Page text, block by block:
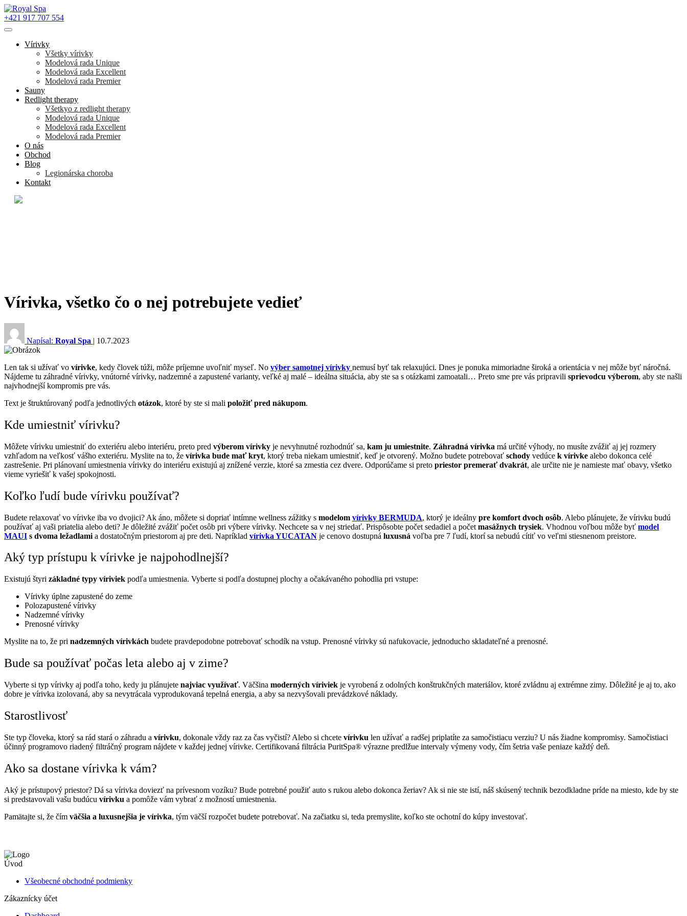
+421 917 707 554
Vírivky
Všetky vírivky
Modelová rada Unique
Modelová rada Excellent
Modelová rada Premier
Sauny
Redlight therapy
Všetkyo z redlight therapy
Modelová rada Unique
Modelová rada Excellent
Modelová rada Premier
O nás
Obchod
Blog
Legionárska choroba
Kontakt
Vírivka, všetko čo o nej potrebujete vedieť
Napísal: Royal Spa | 10.7.2023
Len tak si užívať vo vírivke, kedy človek túži, môže príjemne uvoľniť myseľ. No výber samotnej vírivky nemusí byť tak relaxujúci. Dnes je ponuka mimoriadne široká a orientácia v nej môže byť náročná.
Nájdeme tu záhradné vírivky, vnútorné vírivky, nadzemné a zapustené varianty, veľké aj malé – ideálna situácia, aby ste sa s otázkami zamoatali… Preto sme pre vás pripravili sprievodcu výberom, aby ste našli
najvhodnejší kompromis pre vás.
Text je štruktúrovaný podľa jednotlivých otázok, ktoré by ste si mali položiť pred nákupom.
Kde umiestniť vírivku?
Môžete vírivku umiestniť do exteriéru alebo interiéru, preto pred výberom vírivky je nevyhnutné rozhodnúť sa, kam ju umiestnite. Záhradná vírivka má určité výhody, no musíte zvážiť aj jej rozmery
vzhľadom na veľkosť vášho exteriéru. Myslite na to, že vírivka bude mať kryt, ktorý treba niekam umiestniť, keď je otvorený. Možno budete potrebovať schody vedúce k vírivke alebo dokonca celé
zastrešenie. Pri plánovaní umiestnenia vírivky do interiéru existujú aj znížené verzie, ktoré sa zmestia cez dvere. Odporúčame si preto priestor premerať dvakrát, ale určite nie je namieste mať obavy, všetko
vieme vyriešiť k vašej spokojnosti.
Koľko ľudí bude vírivku používať?
Budete relaxovať vo vírivke iba vo dvojici? Ak áno, môžete si dopriať intímne wellness zážitky s modelom vírivky BERMUDA, ktorý je ideálny pre komfort dvoch osôb. Alebo plánujete, že vírivku budú
používať aj vaši priatelia alebo deti? Je dôležité zvážiť počet osôb pri výbere vírivky. Nechcete sa v nej striedať. Prispôsobte počet sedadiel a počet masážnych trysiek. Vhodnou voľbou môže byť model
MAUI s dvoma ležadlami a dostatočným priestorom aj pre deti. Napríklad vírivka YUCATAN je cenovo dostupná luxusná voľba pre 7 ľudí, ktorí sa nebudú cítiť vo veľmi stiesnenom preistore.
Aký typ prístupu k vírivke je najpohodlnejší?
Existujú štyri základné typy víriviek podľa umiestnenia. Vyberte si podľa dostupnej plochy a očakávaného pohodlia pri vstupe:
Vírivky úplne zapustené do zeme
Polozapustené vírivky
Nadzemné vírivky
Prenosné vírivky
Myslite na to, že pri nadzemných vírivkách budete pravdepodobne potrebovať schodík na vstup. Prenosné vírivky sú nafukovacie, jednoducho skladateľné a prenosné.
Bude sa používať počas leta alebo aj v zime?
Vyberte si typ vírivky aj podľa toho, kedy ju plánujete najviac využívať. Väčšina moderných víriviek je vyrobená z odolných konštrukčných materiálov, ktoré zvládnu aj extrémne zimy. Dôležité je aj to, ako
dobre je vírivka izolovaná, aby sa nevytrácala vyprodukovaná tepelná energia, a aby sa nezvyšovali prevádzkové náklady.
Starostlivosť
Ste typ človeka, ktorý sa rád stará o záhradu a vírivku, dokonale vždy raz za čas vyčistí? Alebo si chcete vírivku len užívať a radšej priplatíte za samočistiacu verziu? U nás žiadne kompromisy. Samočistiaci
účinný programovo riadený filtráčný program nájdete v každej jednej vírivke. Certifikovaná filtrácia PuritSpa® výrazne predlžue intervaly výmeny vody, čím šetria vaše peniaze každý deň.
Ako sa dostane vírivka k vám?
Aký je prístupový priestor? Dá sa vírivka doviezť na prívesnom vozíku? Bude potrebné použiť auto s rukou alebo dokonca žeriav? Ak si nie ste istí, náš skúsený technik bezodkladne príde na miesto, kde by ste
si predstavovali vašu budúcu vírivku a pomôže vám vybrať z možností umiestnenia.
Pamätajte si, že čím väčšia a luxusnejšia je vírivka, tým väčší rozpočet budete potrebovať. Na začiatku si, teda premyslite, koľko ste ochotní do kúpy investovať.
Úvod
Všeobecné obchodné podmienky
Zákaznícky účet